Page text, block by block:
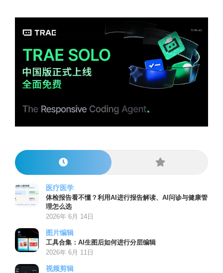
医疗医学
体检报告看不懂？利用AI进行报告解读、AI问诊与健康管
理怎么选
2026年 6月 14日
图片编辑
工具合集：AI生图后如何进行分层编辑
2026年 6月 11日
视频剪辑